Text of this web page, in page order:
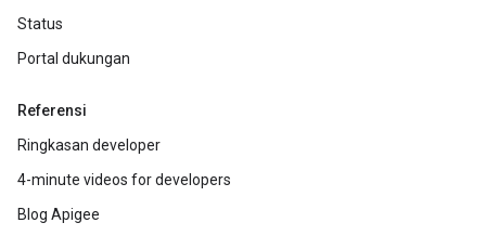
Status
Portal dukungan
Referensi
Ringkasan developer
4-minute videos for developers
Blog Apigee